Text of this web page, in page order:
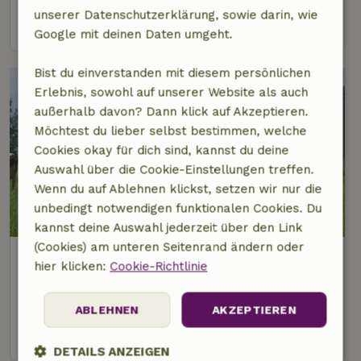
Ansehen
Naturhäuschen in Nijhuizum
2 km Abstand vom Zentrum von Sandfirden
8,3/10
4 Personen1 Schlafzimmer
unserer Datenschutzerklärung, sowie darin, wie
Google mit deinen Daten umgeht.
Bist du einverstanden mit diesem persönlichen
Erlebnis, sowohl auf unserer Website als auch
außerhalb davon? Dann klick auf Akzeptieren.
Möchtest du lieber selbst bestimmen, welche
Cookies okay für dich sind, kannst du deine
Auswahl über die Cookie-Einstellungen treffen.
Wenn du auf Ablehnen klickst, setzen wir nur die
unbedingt notwendigen funktionalen Cookies. Du
kannst deine Auswahl jederzeit über den Link
(Cookies) am unteren Seitenrand ändern oder
hier klicken: Cookie-Richtlinie
AKZEPTIEREN
ABLEHNEN
DETAILS ANZEIGEN